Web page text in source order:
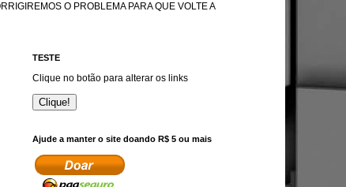
O PROBLEMA PARA QUE VOLTE A
TESTE
Clique no botão para alterar os links
Clique!
Ajude a manter o site doando R$ 5 ou mais